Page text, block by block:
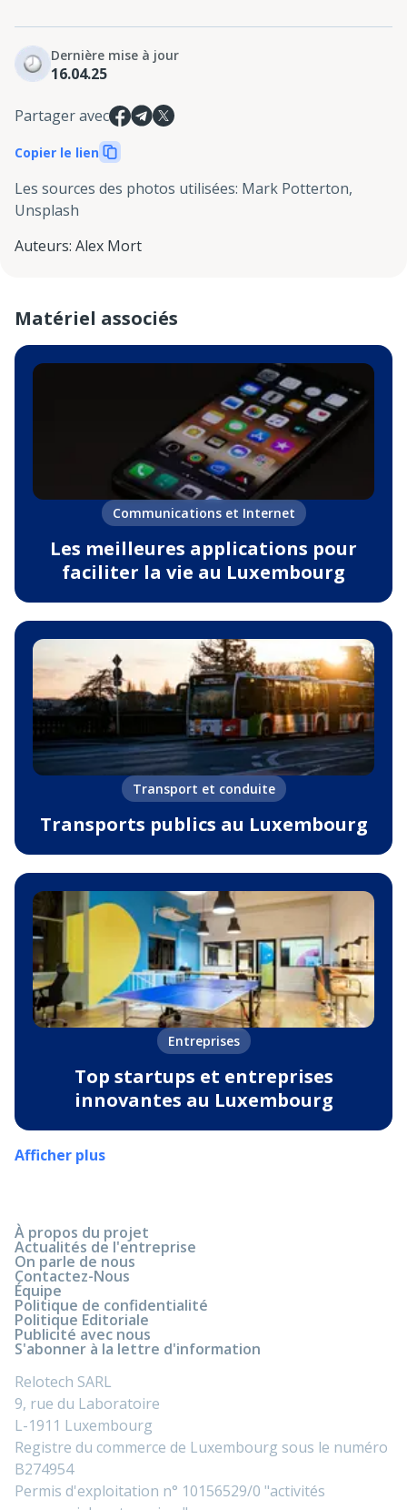
Dernière mise à jour
16.04.25
Partager avec
Copier le lien
Les sources des photos utilisées: Mark Potterton,
Unsplash
Auteurs: Alex Mort
Matériel associés
Communications et Internet
Les meilleures applications pour
faciliter la vie au Luxembourg
Transport et conduite
Transports publics au Luxembourg
Entreprises
Top startups et entreprises
innovantes au Luxembourg
Afficher plus
À propos du projet
Actualités de l'entreprise
On parle de nous
Contactez-Nous
Équipe
Politique de confidentialité
Politique Editoriale
Publicité avec nous
S'abonner à la lettre d'information
Relotech SARL
9, rue du Laboratoire
L-1911 Luxembourg
Registre du commerce de Luxembourg sous le numéro
B274954
Permis d'exploitation n° 10156529/0 "activités